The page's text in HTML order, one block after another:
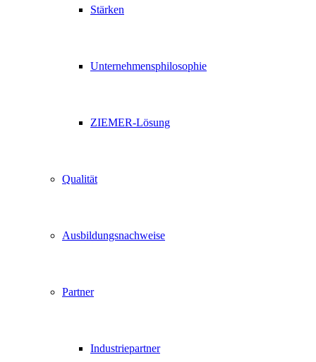
Stärken
Unternehmensphilosophie
ZIEMER-Lösung
Qualität
Ausbildungsnachweise
Partner
Industriepartner